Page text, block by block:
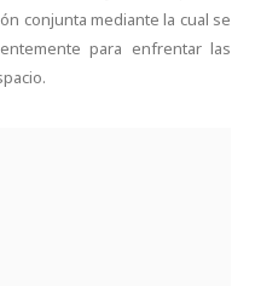
conjunta mediante la cual se
para enfrentar las